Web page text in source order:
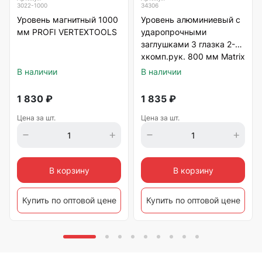
3022-1000
Уровень магнитный 1000
мм PROFI VERTEXTOOLS
В наличии
1 830 ₽
Цена за шт.
В корзину
Купить по оптовой цене
34306
Уровень алюминиевый с
ударопрочными
заглушками 3 глазка 2-
хкомп.рук. 800 мм Matrix
В наличии
1 835 ₽
Цена за шт.
В корзину
Купить по оптовой цене